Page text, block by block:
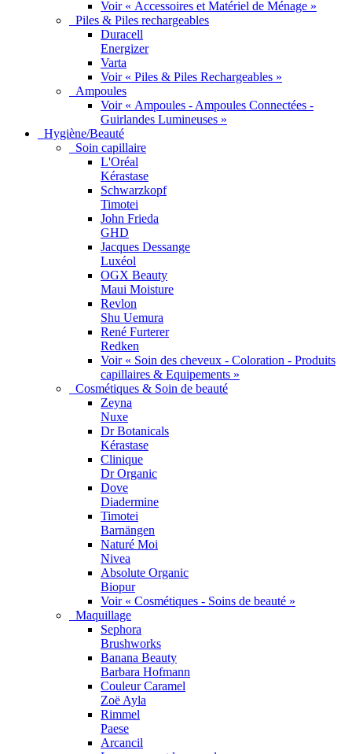
Voir « Accessoires et Matériel de Ménage »
Piles & Piles rechargeables
Duracell
Energizer
Varta
Voir « Piles & Piles Rechargeables »
Ampoules
Voir « Ampoules - Ampoules Connectées -
Guirlandes Lumineuses »
Hygiène/Beauté
Soin capillaire
L'Oréal
Kérastase
Schwarzkopf
Timotei
John Frieda
GHD
Jacques Dessange
Luxéol
OGX Beauty
Maui Moisture
Revlon
Shu Uemura
René Furterer
Redken
Voir « Soin des cheveux - Coloration - Produits
capillaires & Equipements »
Cosmétiques & Soin de beauté
Zeyna
Nuxe
Dr Botanicals
Kérastase
Clinique
Dr Organic
Dove
Diadermine
Timotei
Barnängen
Naturé Moi
Nivea
Absolute Organic
Biopur
Voir « Cosmétiques - Soins de beauté »
Maquillage
Sephora
Brushworks
Banana Beauty
Barbara Hofmann
Couleur Caramel
Zoë Ayla
Rimmel
Paese
Arcancil